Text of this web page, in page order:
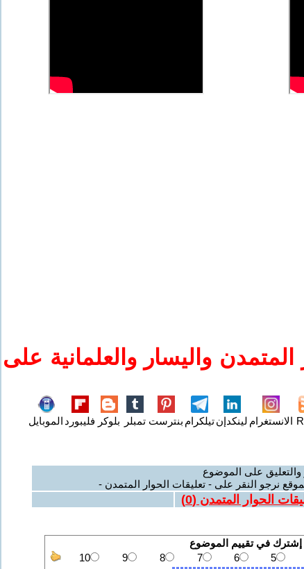
واليسار والعلمانية على
الانستغرام لينكدإنتيلكرام بنترست تمبلر بلوكر فليبورد الموبايل
على الموضوع
نرجو النقر على - تعليقات الحوار المتمدن -
الحوار المتمدن (0
)